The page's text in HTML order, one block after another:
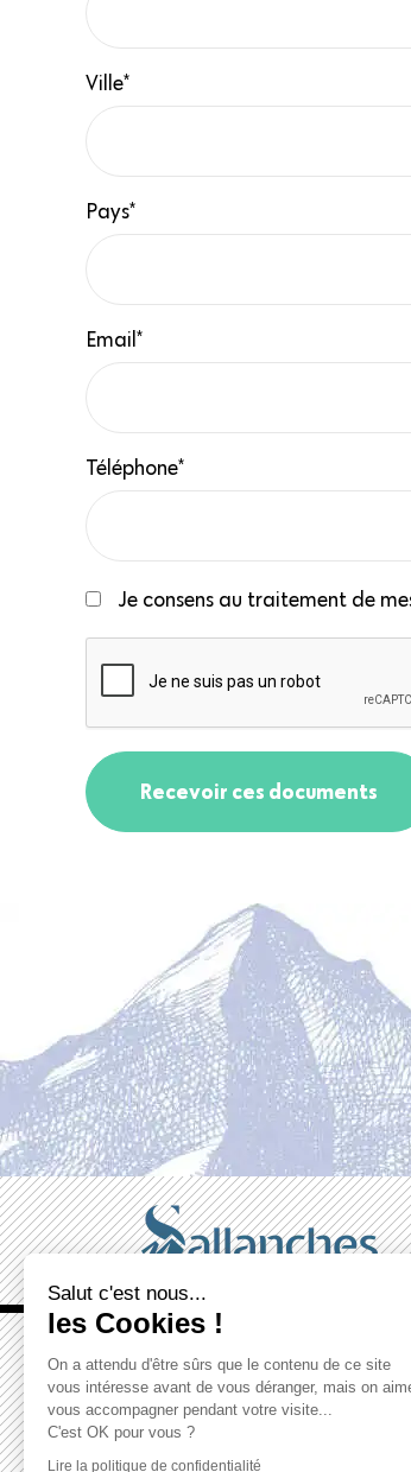
Ville*
Pays*
Email*
Téléphone*
Je consens au traitement de
Salut c'est nous...
les Cookies !
On a attendu d'être sûrs que le contenu de ce site
vous intéresse avant de vous déranger, mais on
vous accompagner pendant votre visite...
C'est OK pour vous ?
Lire la politique de confidentialité